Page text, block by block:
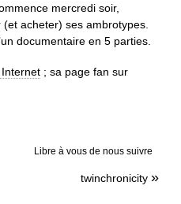
mercredi soir,
acheter) ses ambrotypes.
documentaire en 5 parties.
; sa page fan sur
Libre à vous de nous suivre
twinchronicity »